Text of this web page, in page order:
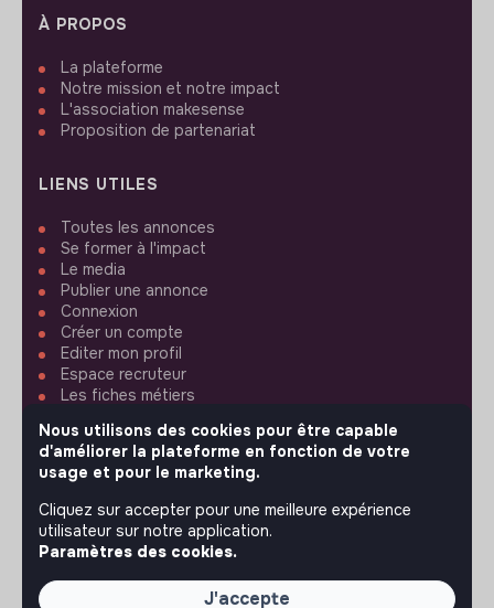
À PROPOS
La plateforme
Notre mission et notre impact
L'association makesense
Proposition de partenariat
LIENS UTILES
Toutes les annonces
Se former à l'impact
Le media
Publier une annonce
Connexion
Créer un compte
Editer mon profil
Espace recruteur
Les fiches métiers
Offres de stage
Offres d'alternance
ASSISTANCE
Nous contacter
FAQ
Conditions d'utilisation
Nous utilisons des cookies pour être capable
d'améliorer la plateforme en fonction de votre
usage et pour le marketing.
Cliquez sur accepter pour une meilleure expérience
utilisateur sur notre application.
Paramètres des cookies.
J'accepte